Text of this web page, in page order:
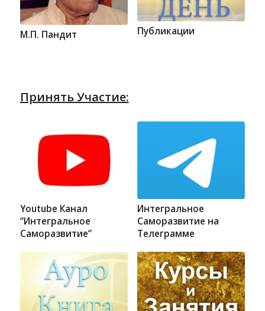
М.П. Пандит Публикации
Принять Участие:
Youtube Канал
“Интегральное
Саморазвитие”
Интегральное
Саморазвитие на
Телеграмме